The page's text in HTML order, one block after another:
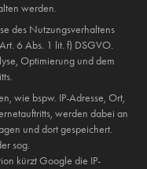
werden.
des Nutzungsverhaltens
6 Abs. 1 lit. f) DSGVO.
Optimierung und dem
wie bspw. IP-Adresse, Ort,
werden dabei an
und dort gespeichert.
sog.
kürzt Google die IP-